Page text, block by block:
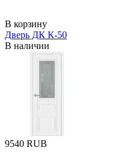
В корзину
Дверь ДК К-50
В наличии
‍9540‍ RUB